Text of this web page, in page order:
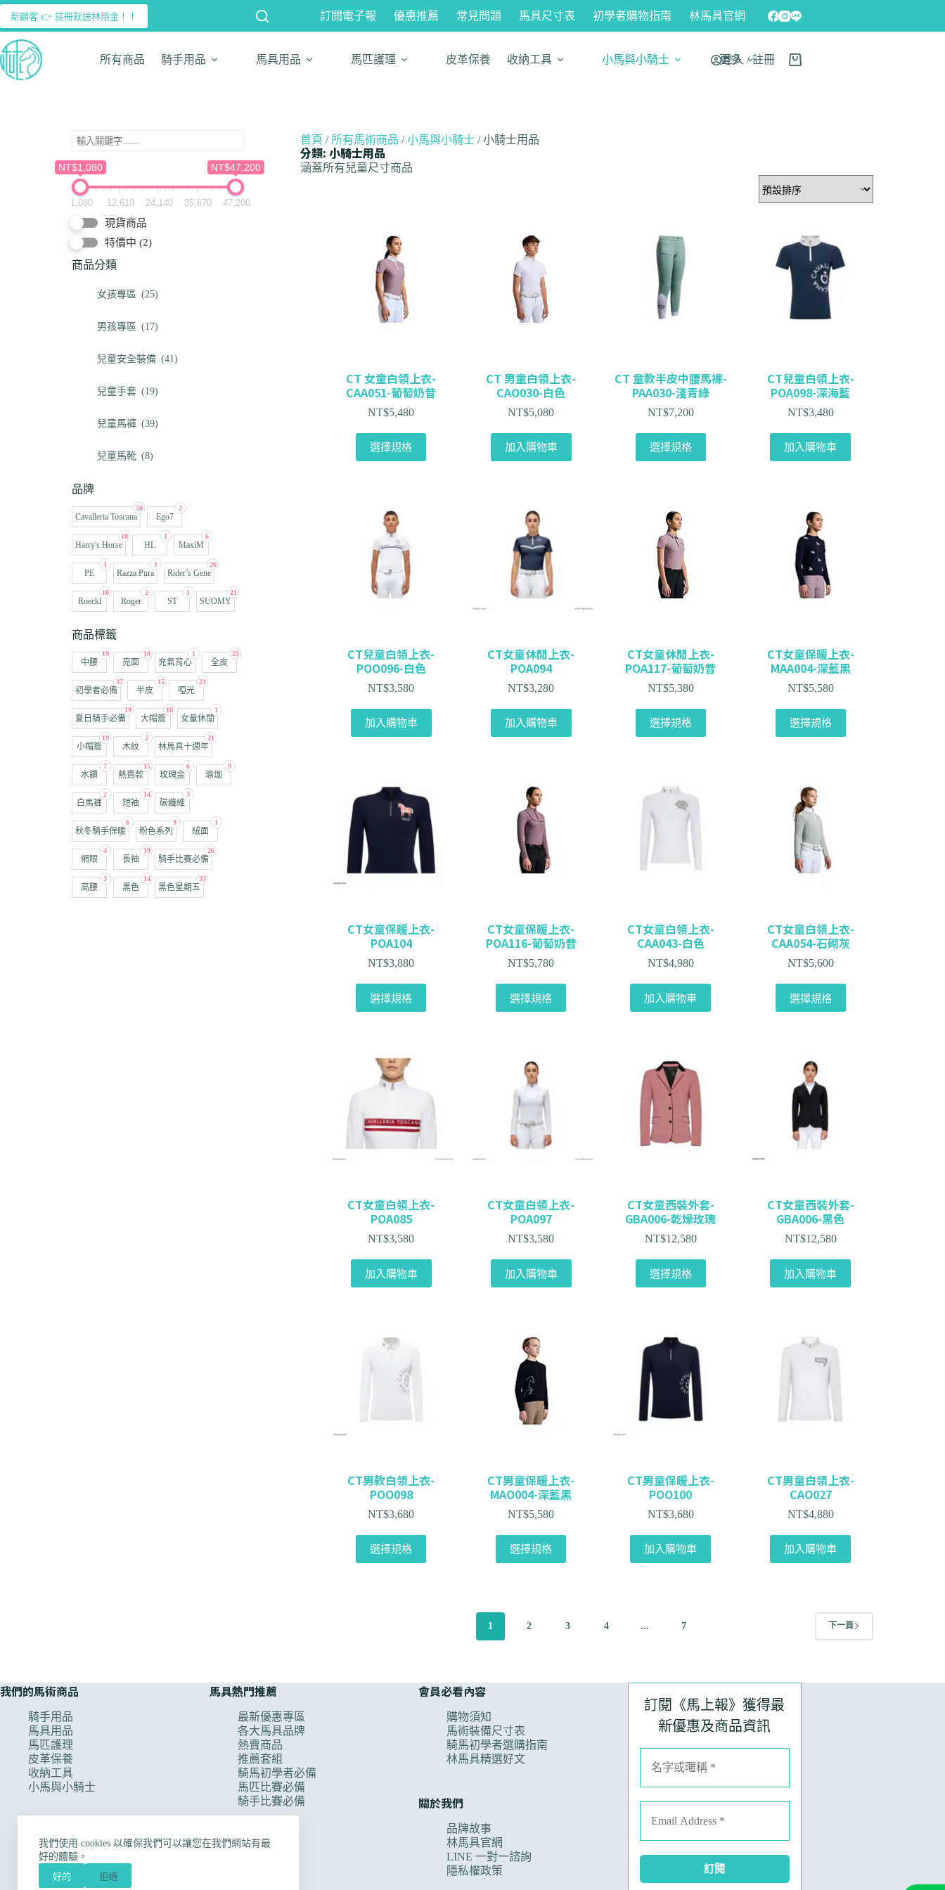
我們使用 cookies 以確保我們可以讓您在我們網站有最
好的體驗。
好的 拒絕
新顧客 👉 註冊就送林用金！！ 訂閱電子報 優惠推薦 常見問題 馬具尺寸表 初學者購物指南 林馬具官網
所有商品 騎手用品 馬具用品 馬匹護理 皮革保養 收納工具 小馬與小騎士 更多
登入 / 註冊
NT$1,080 NT$47,200
1,080 12,610 24,140 35,670 47,200
現貨商品
特價中 (2)
商品分類
女孩專區 (25)
男孩專區 (17)
兒童安全裝備 (41)
兒童手套 (19)
兒童馬褲 (39)
兒童馬靴 (8)
品牌
50
Cavalleria Toscana
2
Ego7
18
Harry's Horse
1
HL
6
MaxiM
1
PE
1
Razza Pura
26
Rider’s Gene
18
Roeckl
2
Roger
1
ST
21
SUOMY
商品標籤
19
中腰
10
亮面
1
充氣背心
23
全皮
37
初學者必備
15
半皮
21
啞光
19
夏日騎手必備
18
大帽簷
1
女童休閒
19
小帽簷
2
木紋
21
林馬具十週年
7
水鑽
15
熱賣款
6
玫瑰金
9
瑜珈
2
白馬褲
14
短袖
3
碳纖維
6
秋冬騎手保暖
9
粉色系列
1
絨面
4
網眼
19
長袖
26
騎手比賽必備
3
高腰
14
黑色
33
黑色星期五
首頁 / 所有馬術商品 /小馬與小騎士 / 小騎士用品
分類: 小騎士用品
涵蓋所有兒童尺寸商品
CT 女童白領上衣-
CAA051-葡萄奶昔
NT$5,480
選擇規格
CT 男童白領上衣-
CAO030-白色
NT$5,080
加入購物車
CT 童款半皮中腰馬褲-
PAA030-淺青綠
NT$7,200
選擇規格
CT兒童白領上衣-
POA098-深海藍
NT$3,480
加入購物車
CT兒童白領上衣-
POO096-白色
NT$3,580
加入購物車
CT女童休閒上衣-
POA094
NT$3,280
加入購物車
CT女童休閒上衣-
POA117-葡萄奶昔
NT$5,380
選擇規格
CT女童保暖上衣-
MAA004-深藍黑
NT$5,580
選擇規格
CT女童保暖上衣-
POA104
NT$3,880
選擇規格
CT女童保暖上衣-
POA116-葡萄奶昔
NT$5,780
選擇規格
CT女童白領上衣-
CAA043-白色
NT$4,980
加入購物車
CT女童白領上衣-
CAA054-石砌灰
NT$5,600
選擇規格
CT女童白領上衣-
POA085
NT$3,580
加入購物車
CT女童白領上衣-
POA097
NT$3,580
加入購物車
CT女童西裝外套-
GBA006-乾燥玫瑰
NT$12,580
選擇規格
CT女童西裝外套-
GBA006-黑色
NT$12,580
加入購物車
CT男款白領上衣-
POO098
NT$3,680
選擇規格
CT男童保暖上衣-
MAO004-深藍黑
NT$5,580
選擇規格
CT男童保暖上衣-
POO100
NT$3,680
加入購物車
CT男童白領上衣-
CAO027
NT$4,880
加入購物車
1 2 3 4 ... 7 下一頁
我們的馬術商品
騎手用品
馬具用品
馬匹護理
皮革保養
收納工具
小馬與小騎士
馬具熱門推薦
最新優惠專區
各大馬具品牌
熱賣商品
推薦套組
騎馬初學者必備
馬匹比賽必備
騎手比賽必備
會員必看內容
購物須知
馬術裝備尺寸表
騎馬初學者選購指南
林馬具精選好文
關於我們
品牌故事
林馬具官網
LINE 一對一諮詢
隱私權政策
訂閱《馬上報》獲得最
新優惠及商品資訊